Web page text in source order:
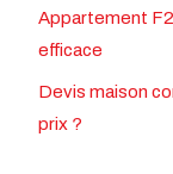
Appartement
efficace
Devis maison
prix ?